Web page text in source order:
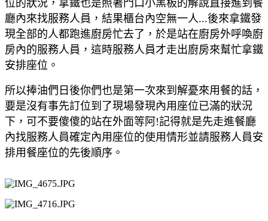
位的狀況，拿鐵也是照著門口小黑板的解說直接進到餐
廳內來找服務人員，結果櫃台內空無一人...後來拿鐵發
現全部的人都跑進廚房忙去了，於是站在廚房外呼喚廚
房內的服務人員，這時服務人員才走出廚房來幫忙拿鐵
安排座位。
所以捧油們日後你們也是第一次來到解憂來用餐的話，
要是沒有事先訂位到了現場發現內用座位已滿的狀況
下，可不要傻傻的站在外面等阿!記得就是先走進餐廳
內找服務人員確定內用座位的使用情形並請服務人員安
排用餐座位的先後順序。